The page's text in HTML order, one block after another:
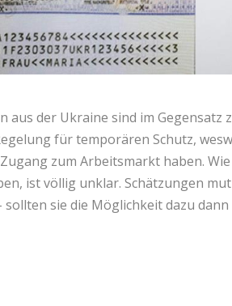
aus der Ukraine sind im Gegensatz
für temporären Schutz,
Zugang zum Arbeitsmarkt haben.
ist völlig unklar. Schätzungen
sie die Möglichkeit dazu dann